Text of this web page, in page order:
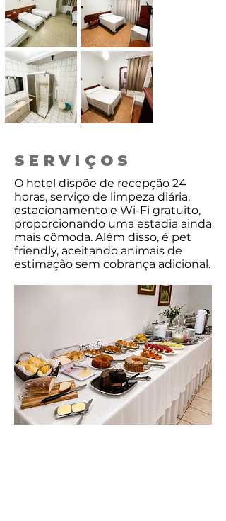
SERVIÇOS
O hotel dispõe de recepção 24
horas, serviço de limpeza diária,
estacionamento e Wi-Fi gratuito,
proporcionando uma estadia ainda
mais cômoda. Além disso, é pet
friendly, aceitando animais de
estimação sem cobrança adicional.